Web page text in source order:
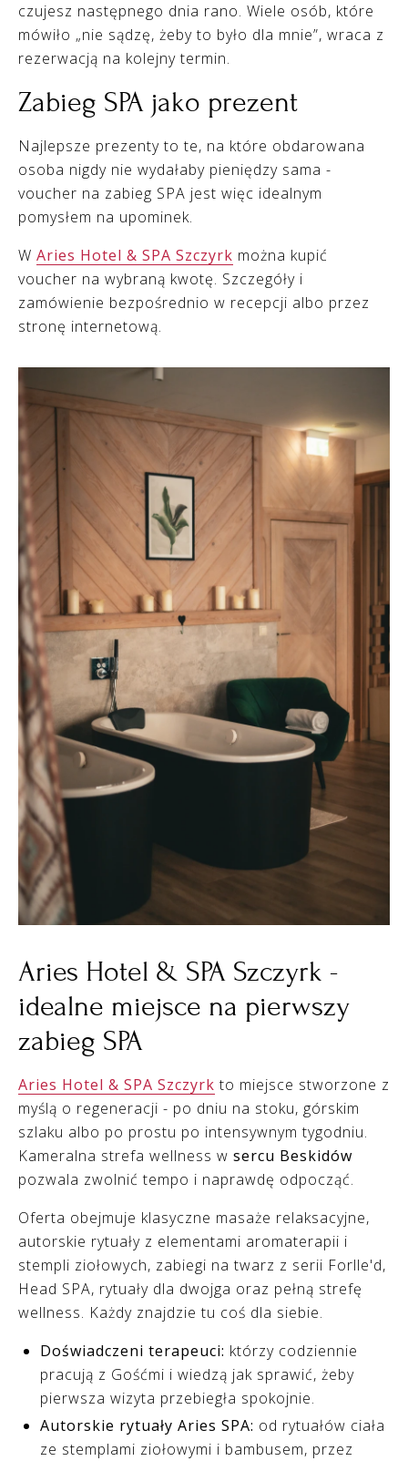
czujesz następnego dnia rano. Wiele osób, które
mówiło „nie sądzę, żeby to było dla mnie”, wraca z
rezerwacją na kolejny termin.
Zabieg SPA jako prezent
Najlepsze prezenty to te, na które obdarowana
osoba nigdy nie wydałaby pieniędzy sama -
voucher na zabieg SPA jest więc idealnym
pomysłem na upominek.
W Aries Hotel & SPA Szczyrk można kupić
voucher na wybraną kwotę. Szczegóły i
zamówienie bezpośrednio w recepcji albo przez
stronę internetową.
Aries Hotel & SPA Szczyrk -
idealne miejsce na pierwszy
zabieg SPA
Aries Hotel & SPA Szczyrk to miejsce stworzone z
myślą o regeneracji - po dniu na stoku, górskim
szlaku albo po prostu po intensywnym tygodniu.
Kameralna strefa wellness w sercu Beskidów
pozwala zwolnić tempo i naprawdę odpocząć.
Oferta obejmuje klasyczne masaże relaksacyjne,
autorskie rytuały z elementami aromaterapii i
stempli ziołowych, zabiegi na twarz z serii Forlle'd,
Head SPA, rytuały dla dwojga oraz pełną strefę
wellness. Każdy znajdzie tu coś dla siebie.
Doświadczeni terapeuci: którzy codziennie
pracują z Gośćmi i wiedzą jak sprawić, żeby
pierwsza wizyta przebiegła spokojnie.
Autorskie rytuały Aries SPA: od rytuałów ciała
ze stemplami ziołowymi i bambusem, przez